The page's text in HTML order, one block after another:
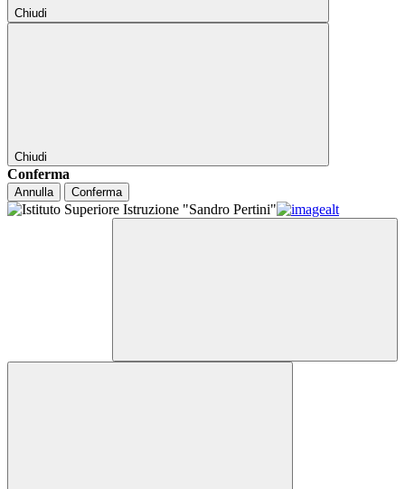
Chiudi
Chiudi
Conferma
Annulla Conferma